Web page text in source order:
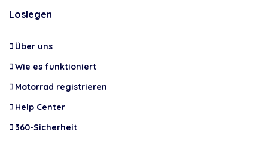
Loslegen
Über uns
Wie es funktioniert
Motorrad registrieren
Help Center
360-Sicherheit